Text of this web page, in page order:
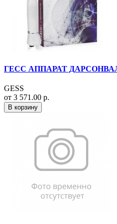
ГЕСС АППАРАТ ДАРСОНВАЛЬ
GESS
от 3 571.00 р.
В корзину